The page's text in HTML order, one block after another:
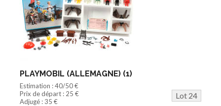
PLAYMOBIL (ALLEMAGNE) (1)
Estimation : 40/50 €
Prix de départ : 25 €
Lot 24
Adjugé : 35 €